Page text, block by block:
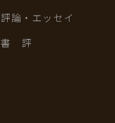
評論・エッセイ
書 評